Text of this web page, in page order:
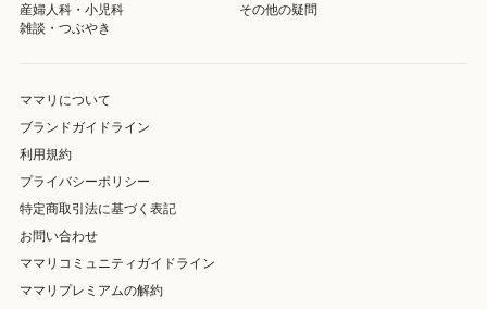
産婦人科・小児科
その他の疑問
雑談・つぶやき
ママリについて
ブランドガイドライン
利用規約
プライバシーポリシー
特定商取引法に基づく表記
お問い合わせ
ママリコミュニティガイドライン
ママリプレミアムの解約